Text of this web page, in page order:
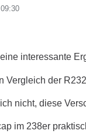
interessante
Vergleich der
nicht, diese
im 238er